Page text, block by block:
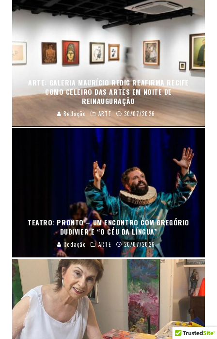
ARTE: GALERIA MAURÍCIO REDIG REAFIRMA RECIFE
COMO CELEIRO DAS ARTES EM NOITE DE
REINAUGURAÇÃO
Redação ARTE 30/07/2026
TEATRO: PRONTO – UM ENCONTRO COM GREGÓRIO
DUDIVIER E “O CÉU DA LÍNGUA”
Redação ARTE 20/07/2026